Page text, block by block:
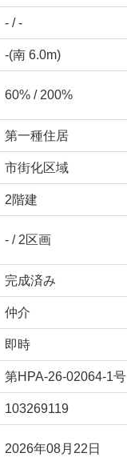
- / -
-(南 6.0m)
60% / 200%
第一種住居
市街化区域
2階建
- / 2区画
完成済み
仲介
即時
第HPA-26-02064-1号
103269119
2026年08月22日